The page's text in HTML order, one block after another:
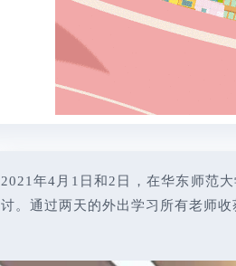
2021年4月1日和2日，在华东师范
讨。通过两天的外出学习所有老师